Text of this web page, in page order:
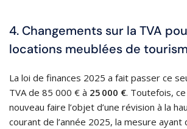
4. Changements sur la TVA
locations meublées de
La loi de finances 2025 a fait passer ce
TVA de 85 000 € à 25 000 €. Toutefois,
nouveau faire l’objet d’une révision à la
courant de l’année 2025, la mesure ayant